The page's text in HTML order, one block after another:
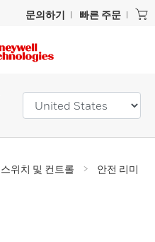
문의하기 빠른 주문
스위치 및 컨트롤
안전 리미